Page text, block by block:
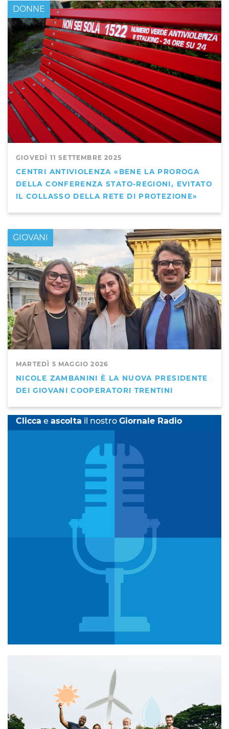
GIOVEDÌ 11 SETTEMBRE 2025
CENTRI ANTIVIOLENZA «BENE LA PROROGA
DELLA CONFERENZA STATO-REGIONI, EVITATO
IL COLLASSO DELLA RETE DI PROTEZIONE»
DONNE
MARTEDÌ 5 MAGGIO 2026
NICOLE ZAMBANINI È LA NUOVA PRESIDENTE
DEI GIOVANI COOPERATORI TRENTINI
GIOVANI
Clicca e ascolta il nostro Giornale Radio